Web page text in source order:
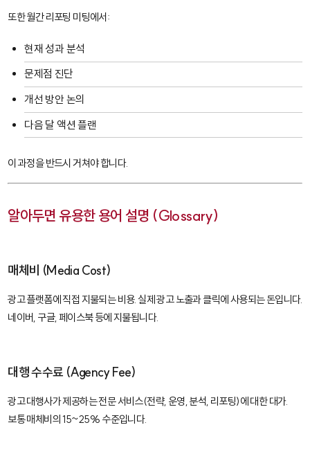
또한 월간 리포팅 미팅에서:
현재 성과 분석
문제점 진단
개선 방안 논의
다음 달 액션 플랜
이 과정을 반드시 거쳐야 합니다.
알아두면 유용한 용어 설명 (Glossary)
매체비 (Media Cost)
광고 플랫폼에 직접 지불되는 비용. 실제 광고 노출과 클릭에 사용되는 돈입니다.
네이버, 구글, 페이스북 등에 지불됩니다.
대행 수수료 (Agency Fee)
광고 대행사가 제공하는 전문 서비스(전략, 운영, 분석, 리포팅)에 대한 대가.
보통 매체비의 15~25% 수준입니다.